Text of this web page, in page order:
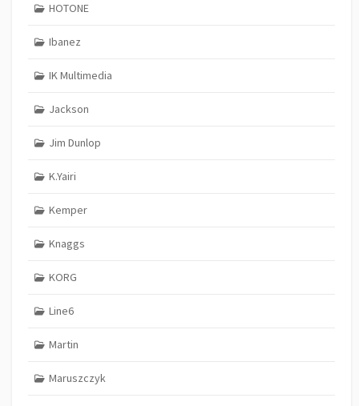
HOTONE
Ibanez
IK Multimedia
Jackson
Jim Dunlop
K.Yairi
Kemper
Knaggs
KORG
Line6
Martin
Maruszczyk